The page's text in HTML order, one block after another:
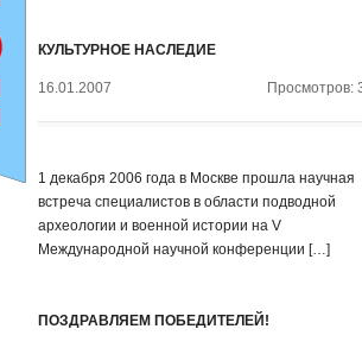
КУЛЬТУРНОЕ НАСЛЕДИЕ
16.01.2007 Просмотров:
1 декабря 2006 года в Москве прошла научная
встреча специалистов в области подводной
археологии и военной истории на V
Международной научной конференции […]
ПОЗДРАВЛЯЕМ ПОБЕДИТЕЛЕЙ!